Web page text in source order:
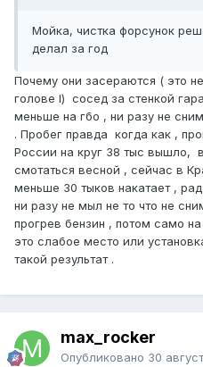
Мойка, чистка форсунок
делал за год
Почему они засераются ( это
голове l) сосед за стенкой
меньше на гбо , ни разу не
. Пробег правда когда как ,
России на круг 38 тыс вышло,
смотаться весной , сейчас в
меньше 30 тыков накатает ,
ни разу не мыл не то что не
прогрев бензин , потом само
это слабое место или
такой результат .
max_rocker
Опубликовано 30